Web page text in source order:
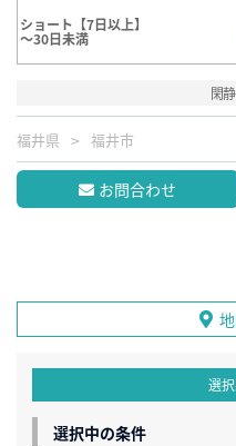
ショート【7日以上】
～30日未満
閑
福井県 福井市
お問合わせ
選
選択中の条件